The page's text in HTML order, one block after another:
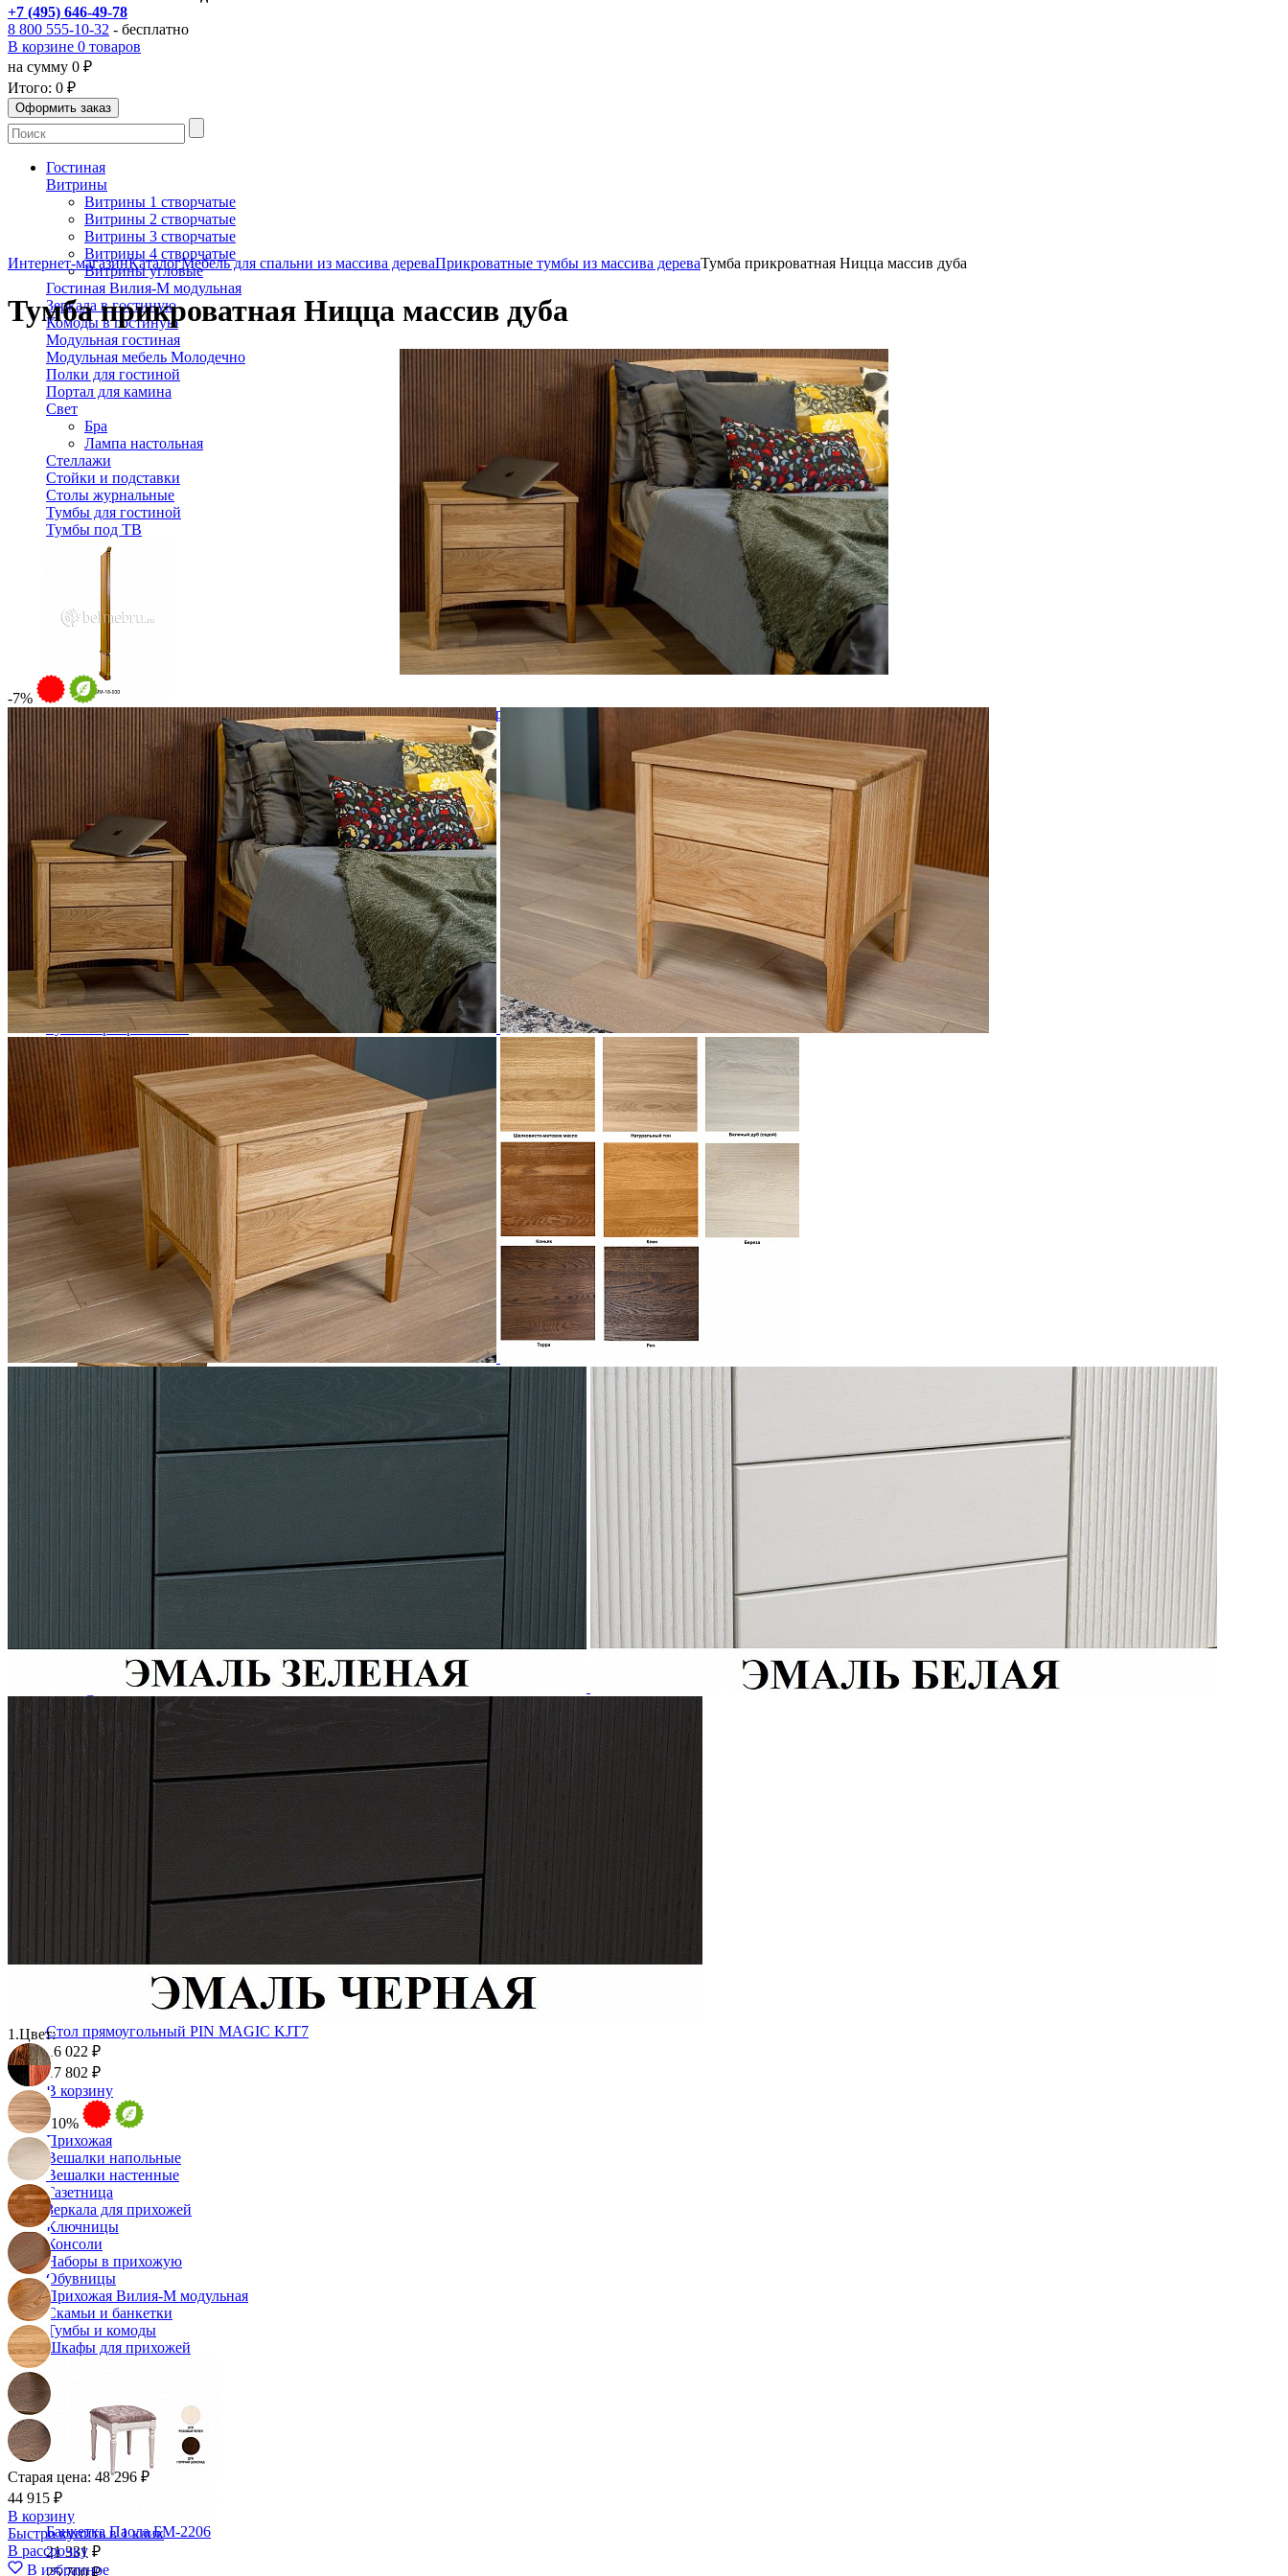
+7 (495) 646-49-78
8 800 555-10-32 - бесплатно
В корзине 0 товаров
на сумму 0 ₽
Итого: 0 ₽
Гостиная
Витрины
Витрины 1 створчатые
Витрины 2 створчатые
Витрины 3 створчатые
Витрины 4 створчатые
Витрины угловые
Гостиная Вилия-М модульная
Зеркала в гостиную
Комоды в гостиную
Модульная гостиная
Модульная мебель Молодечно
Полки для гостиной
Портал для камина
Свет
Бра
Лампа настольная
Стеллажи
Стойки и подставки
Столы журнальные
Тумбы для гостиной
Тумбы под ТВ
Пилястра левая оконечная Молодечно ММ-18-930 для шкафов и витрин
Спальня
Деревянные кровати с подъемным механизмом
Кровати односпальные с подъемным механизмом
Кровати двуспальные с подъемным механизмом
Кровати полутороспальные с подъемным механизмом
Зеркала
Комоды
Кровати двуспальные
Кровати металлические
Кровати односпальные
Кровати полутороспальные
Решетки и настилы под матрас
Спальные гарнитуры
Тахта
Туалетные столики
Тумбы прикроватные
Шкафы для одежды
Антресоли на шкаф
Полки и ящики в шкаф для одежды
Шкаф 1-дверный для одежды и белья
Шкафы 2-х дверные для одежды и белья
Шкафы 3-х дверные для одежды и белья
Шкафы 4-х дверные для одежды и белья
Шкафы 5-ти дверные для одежды и белья
Шкафы 6-ти дверные для одежды и белья
Шкафы купе для одежды и белья
Шкафы угловые для одежды и белья
Ящики и короба
Лавки и скамьи
Столы обеденные
Столы квадратные из массива
Столы круглые из массива
Столы овальные из массива
Столы прямоугольные из массива
Стулья
Стулья барные и столы барные
Сундуки
Табуреты
Шкафы для посуды
Шкаф 1-но створчатый для посуды
Шкаф 3-х створчатый для посуды
Шкаф угловой для посуды
Стол прямоугольный PIN MAGIC KJT7
16 022 ₽
17 802 ₽
В корзину
-10%
Прихожая
Вешалки напольные
Вешалки настенные
Газетница
Зеркала для прихожей
Ключницы
Консоли
Наборы в прихожую
Обувницы
Прихожая Вилия-М модульная
Скамьи и банкетки
Тумбы и комоды
Шкафы для прихожей
Банкетка Паола БМ-2206
21 331 ₽
Интернет-магазинКаталогМебель для спальни из массива дереваПрикроватные тумбы из массива дереваТумба прикроватная Ницца массив дуба
Тумба прикроватная Ницца массив дуба
-7%
1.Цвет:
Старая цена: 48 296 ₽
44 915 ₽
В корзину
Быстро купить в 1 клик
В рассрочку
В избранное